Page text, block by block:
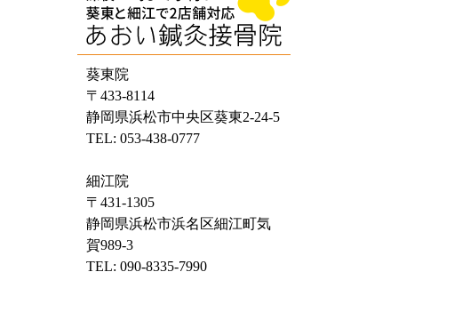
葵東院
〒433-8114
静岡県浜松市中央区葵東2-24-5
TEL: 053-438-0777
細江院
〒431-1305
静岡県浜松市浜名区細江町気
賀989-3
TEL: 090-8335-7990